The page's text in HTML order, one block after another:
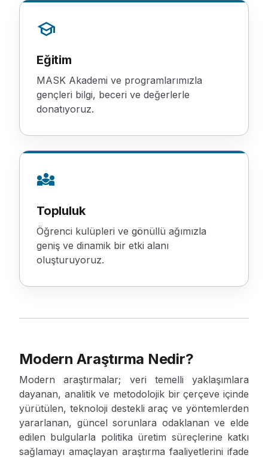
school
Eğitim
MASK Akademi ve programlarımızla
gençleri bilgi, beceri ve değerlerle
donatıyoruz.
diversity_3
Topluluk
Öğrenci kulüpleri ve gönüllü ağımızla
geniş ve dinamik bir etki alanı
oluşturuyoruz.
Modern Araştırma Nedir?
Modern araştırmalar; veri temelli yaklaşımlara
dayanan, analitik ve metodolojik bir çerçeve içinde
yürütülen, teknoloji destekli araç ve yöntemlerden
yararlanan, güncel sorunlara odaklanan ve elde
edilen bulgularla politika üretim süreçlerine katkı
sağlamayı amaçlayan araştırma faaliyetlerini ifade